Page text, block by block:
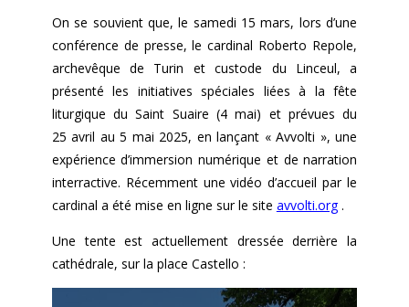
On se souvient que, le samedi 15 mars, lors d’une
conférence de presse, le cardinal Roberto Repole,
archevêque de Turin et custode du Linceul, a
présenté les initiatives spéciales liées à la fête
liturgique du Saint Suaire (4 mai) et prévues du
25 avril au 5 mai 2025, en lançant « Avvolti », une
expérience d’immersion numérique et de narration
interractive. Récemment une vidéo d’accueil par le
cardinal a été mise en ligne sur le site avvolti.org.
Une tente est actuellement dressée derrière la
cathédrale, sur la place Castello :